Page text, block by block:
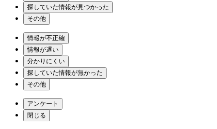
探していた情報が見つかった
その他
情報が不正確
情報が遅い
分かりにくい
探していた情報が無かった
その他
アンケート
閉じる